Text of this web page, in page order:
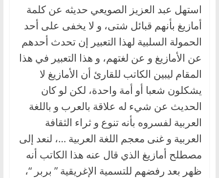
استهل عبد العزيز الصويعي حديثه عن كلمة
أمازيغ بأنهم قبائل شتى، و لا يخفى على أحد
الحمولة السلبية لهذا التعبير إن تحدث أحدهم
عن الأمازيغ و عن لغتهم، و هذا التعبير في هذا
المقام ليبين الكاتب للقارئ أن الأمازيغ لا
يشكلون شعبا أو أمة واحدة، لكن لو كان
الحديث عن شيء له علاقة بالعرب و باللغة
العربية لفسروه بأنه تنوع و ثراء الثقافة
العربية و غنى معجم اللغة العربية …، لنعد إلى
مصطلح أمازيغ الذي قال عنه هذا الكاتب أنه
ظهر بعد رفضهم للتسمية الإغريقية ” بربر “،